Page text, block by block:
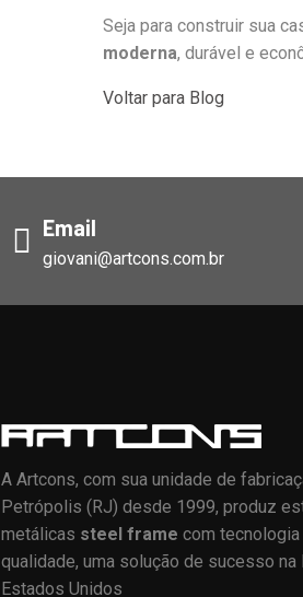
Seja para construir sua
moderna, durável e
Voltar para Blog
Email
giovani@artcons.com.br
A Artcons, com sua unidade de
Petrópolis (RJ) desde 1999, produz
metálicas steel frame com tecnologia
qualidade, uma solução de sucesso na
Estados Unidos